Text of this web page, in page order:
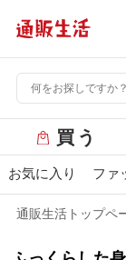
ー
バ
買う
お気に入り ファ
通販生活トップペ